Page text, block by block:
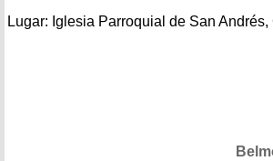
Lugar: Iglesia Parroquial de San